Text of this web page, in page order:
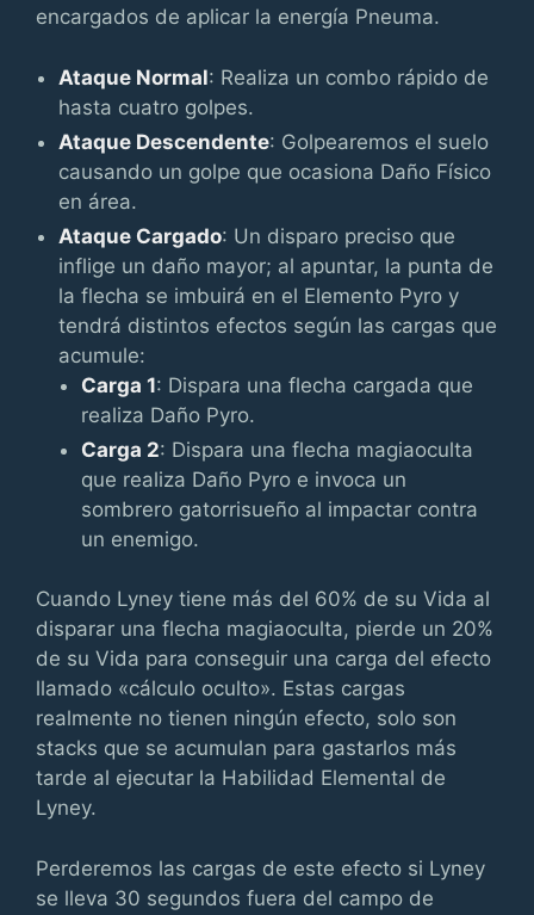
encargados de aplicar la energía Pneuma.
Ataque Normal: Realiza un combo rápido de
hasta cuatro golpes.
Ataque Descendente: Golpearemos el suelo
causando un golpe que ocasiona Daño Físico
en área.
Ataque Cargado: Un disparo preciso que
inflige un daño mayor; al apuntar, la punta de
la flecha se imbuirá en el Elemento Pyro y
tendrá distintos efectos según las cargas que
acumule:
Carga 1: Dispara una flecha cargada que
realiza Daño Pyro.
Carga 2: Dispara una flecha magiaoculta
que realiza Daño Pyro e invoca un
sombrero gatorrisueño al impactar contra
un enemigo.
Cuando Lyney tiene más del 60% de su Vida al
disparar una flecha magiaoculta, pierde un 20%
de su Vida para conseguir una carga del efecto
llamado «cálculo oculto». Estas cargas
realmente no tienen ningún efecto, solo son
stacks que se acumulan para gastarlos más
tarde al ejecutar la Habilidad Elemental de
Lyney.
Perderemos las cargas de este efecto si Lyney
se lleva 30 segundos fuera del campo de